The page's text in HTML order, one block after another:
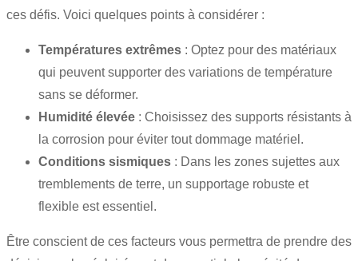
ces défis. Voici quelques points à considérer :
Températures extrêmes : Optez pour des matériaux
qui peuvent supporter des variations de température
sans se déformer.
Humidité élevée : Choisissez des supports résistants à
la corrosion pour éviter tout dommage matériel.
Conditions sismiques : Dans les zones sujettes aux
tremblements de terre, un supportage robuste et
flexible est essentiel.
Être conscient de ces facteurs vous permettra de prendre des